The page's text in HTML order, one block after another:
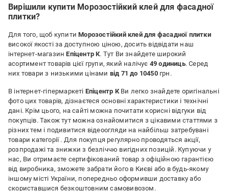
Вирішили купити Морозостійкий клей для фасадної
плитки?
Для того, щоб купитиМорозостійкий клей для фасадної плитки
високої якості за доступною ціною, досить відвідати наш
інтернет-магазинЕпіцентр К. Тут Ви знайдете широкий
асортимент товарів цієї групи, який налічує 49 одиниць. Серед
них товари з низькими цінами від 71 до 10450грн.
В інтернет-гіпермаркеті Епіцентр КВи легко знайдете оригінальні
фото цих товарів, дізнаєтеся основні характеристики і технічні
дані. Крім цього, на сайті можна почитати корисні відгуки від
покупців. Також тут можна ознайомитися з цікавими статтями з
різних тем і подивитися відеоогляди на найбільш затребувані
товари категорії . Для покупця регулярно проводяться акції,
розпродажі та знижки з безліччю вигідних позицій. Купуючи у
нас, Ви отримаєте сертифікований товар з офіційною гарантією
від виробника, зможете забрати його в Києві або в будь-якому
іншому місті України, попередньо оформивши доставку або
скориставшися безкоштовним самовивозом.